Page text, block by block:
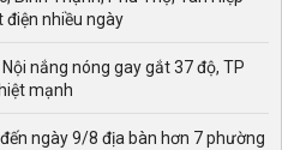
điện nhiều ngày
nắng nóng gay gắt 37 độ, TP
mạnh
ngày 9/8 địa bàn hơn 7 phường